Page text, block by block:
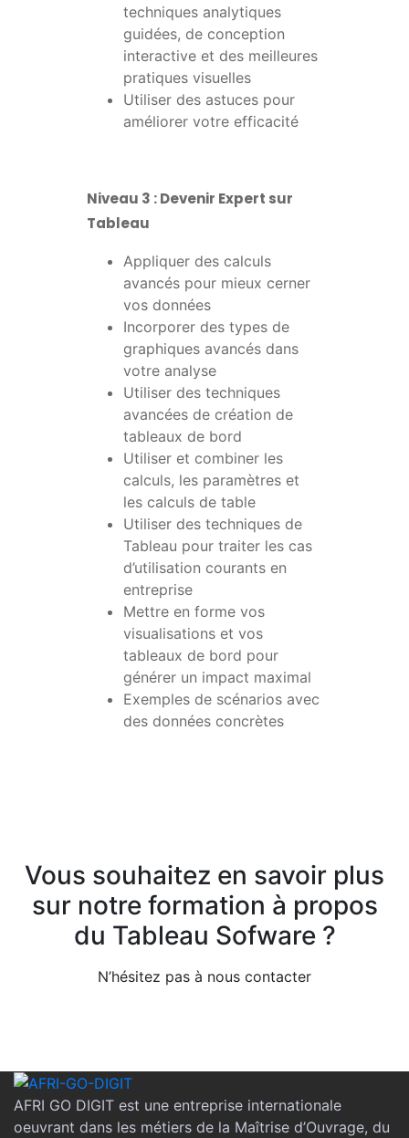
techniques analytiques
guidées, de conception
interactive et des meilleures
pratiques visuelles
Utiliser des astuces pour
améliorer votre efficacité
Niveau 3 : Devenir Expert sur
Tableau
Appliquer des calculs
avancés pour mieux cerner
vos données
Incorporer des types de
graphiques avancés dans
votre analyse
Utiliser des techniques
avancées de création de
tableaux de bord
Utiliser et combiner les
calculs, les paramètres et
les calculs de table
Utiliser des techniques de
Tableau pour traiter les cas
d’utilisation courants en
entreprise
Mettre en forme vos
visualisations et vos
tableaux de bord pour
générer un impact maximal
Exemples de scénarios avec
des données concrètes
Vous souhaitez en savoir plus
sur notre formation à propos
du Tableau Sofware ?
N’hésitez pas à nous contacter
AFRI GO DIGIT est une entreprise internationale
oeuvrant dans les métiers de la Maîtrise d’Ouvrage, du